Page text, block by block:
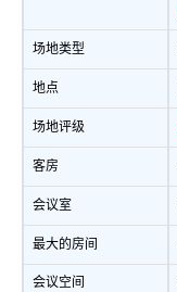
场地类型
地点
场地评级
客房
会议室
最大的房间
会议空间